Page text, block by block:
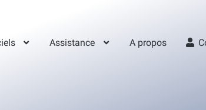
Assistance A propos